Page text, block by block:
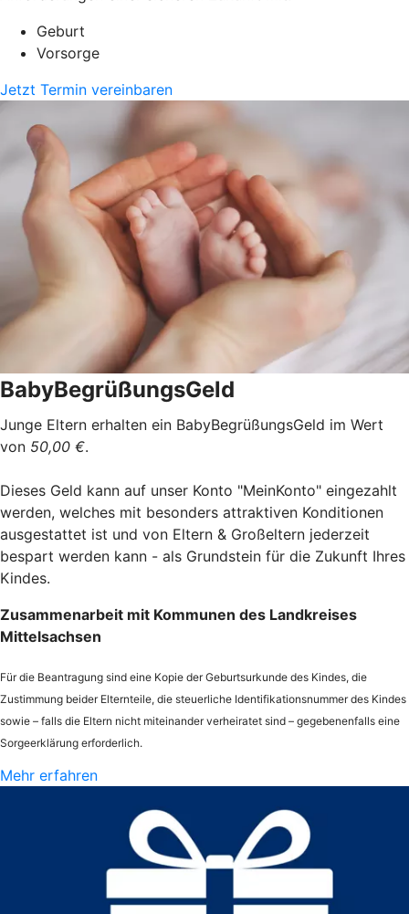
Geburt
Vorsorge
Jetzt Termin vereinbaren
BabyBegrüßungsGeld
Junge Eltern erhalten ein BabyBegrüßungsGeld im Wert
von 50,00 €.
Dieses Geld kann auf unser Konto "MeinKonto" eingezahlt
werden, welches mit besonders attraktiven Konditionen
ausgestattet ist und von Eltern & Großeltern jederzeit
bespart werden kann - als Grundstein für die Zukunft Ihres
Kindes.
Zusammenarbeit mit Kommunen des Landkreises
Mittelsachsen
Für die Beantragung sind eine Kopie der Geburtsurkunde des Kindes, die
Zustimmung beider Elternteile, die steuerliche Identifikationsnummer des Kindes
sowie – falls die Eltern nicht miteinander verheiratet sind – gegebenenfalls eine
Sorgeerklärung erforderlich.
Mehr erfahren